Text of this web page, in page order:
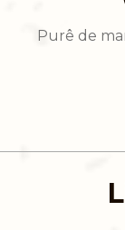
Purê de